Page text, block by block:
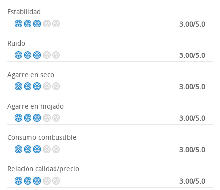
Estabilidad
3.00/5.0
Ruido
3.00/5.0
Agarre en seco
3.00/5.0
Agarre en mojado
3.00/5.0
Consumo combustible
3.00/5.0
Relación calidad/precio
3.00/5.0